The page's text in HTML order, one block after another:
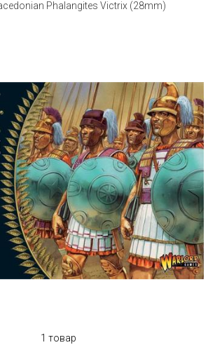
Phalangites Victrix (28mm)
1 товар